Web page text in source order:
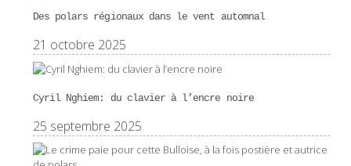
Des polars régionaux dans le vent automnal
21 octobre 2025
Cyril Nghiem: du clavier à l’encre noire
25 septembre 2025